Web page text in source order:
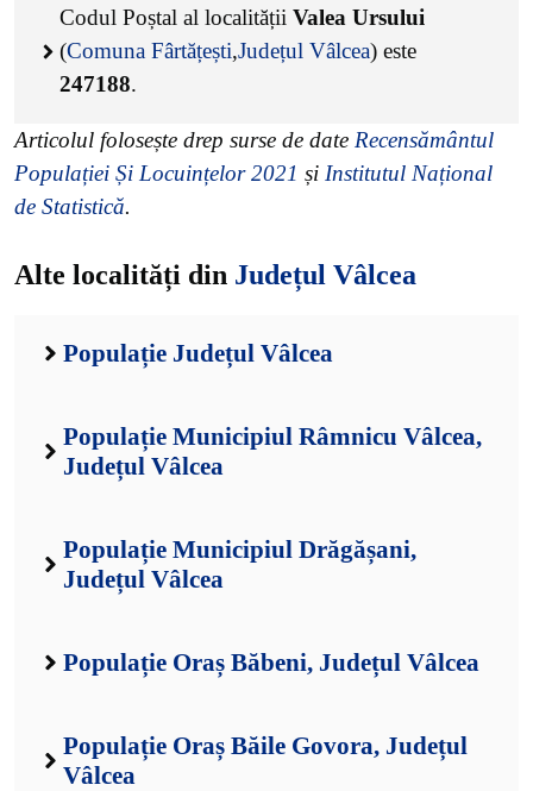
Codul Poștal al localității Valea Ursului
(Comuna Fârtățești,Județul Vâlcea) este
247188.
Articolul folosește drep surse de date Recensământul
Populației Și Locuințelor 2021 și Institutul Național
de Statistică.
Alte localități din Județul Vâlcea
Populație Județul Vâlcea
Populație Municipiul Râmnicu Vâlcea,
Județul Vâlcea
Populație Municipiul Drăgășani,
Județul Vâlcea
Populație Oraș Băbeni, Județul Vâlcea
Populație Oraș Băile Govora, Județul
Vâlcea